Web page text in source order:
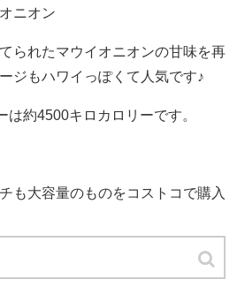
ニオン
られたマウイオニオンの甘味を再
ジもハワイっぽくて人気です♪
約4500キロカロリーです。
も大容量のものをコストコで購入
ーは3129キロカロリーとなって